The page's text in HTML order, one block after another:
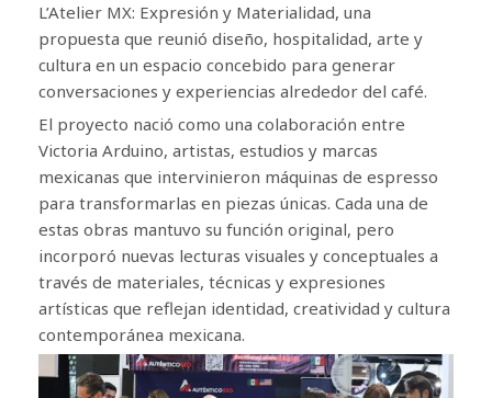
L’Atelier MX: Expresión y Materialidad, una
propuesta que reunió diseño, hospitalidad, arte y
cultura en un espacio concebido para generar
conversaciones y experiencias alrededor del café.
El proyecto nació como una colaboración entre
Victoria Arduino, artistas, estudios y marcas
mexicanas que intervinieron máquinas de espresso
para transformarlas en piezas únicas. Cada una de
estas obras mantuvo su función original, pero
incorporó nuevas lecturas visuales y conceptuales a
través de materiales, técnicas y expresiones
artísticas que reflejan identidad, creatividad y cultura
contemporánea mexicana.